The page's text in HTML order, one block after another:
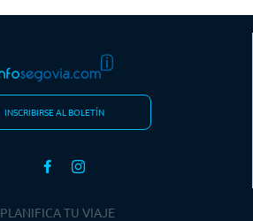
INSCRIBIRSE AL BOLETÍN
PLANIFICA TU VIAJE